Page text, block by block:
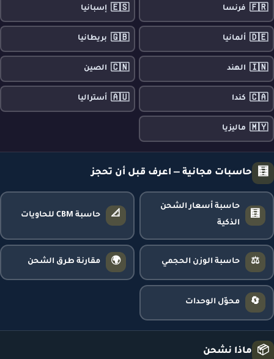
🇫🇷 فرنسا 🇪🇸 إسبانيا
🇩🇪 ألمانيا 🇬🇧 بريطانيا
🇮🇳 الهند 🇨🇳 الصين
🇨🇦 كندا 🇦🇺 أستراليا
🇲🇾 ماليزيا
🧮 حاسبات مجانية — اعرف قبل أن تحجز
🧮
حاسبة أسعار الشحن
الذكية
📐 حاسبة CBM للحاويات
⚖️ حاسبة الوزن الحجمي 🌍 مقارنة طرق الشحن
🔄 محوّل الوحدات
📦 ماذا نشحن